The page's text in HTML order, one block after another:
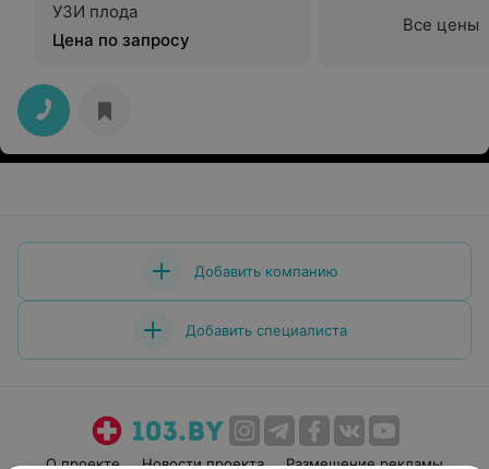
УЗИ плода
Цена по запросу
Все цены
Добавить компанию
Добавить специалиста
О проекте Новости проекта Размещение рекламы